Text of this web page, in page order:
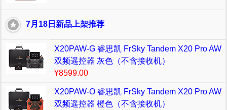
7月18日新品上架推荐
X20PAW-G 睿思凯 FrSky Tandem X20 Pro AW
双频遥控器 灰色（不含接收机）
¥8599.00
X20PAW-O 睿思凯 FrSky Tandem X20 Pro AW
双频遥控器 橙色（不含接收机）